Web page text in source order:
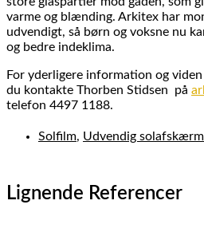
varme og blænding. Arkitex har
udvendigt, så børn og voksne nu
og bedre indeklima.
For yderligere information og
du kontakte Thorben Stidsen på
telefon 4497 1188.
Solfilm, Udvendig
Lignende Referencer